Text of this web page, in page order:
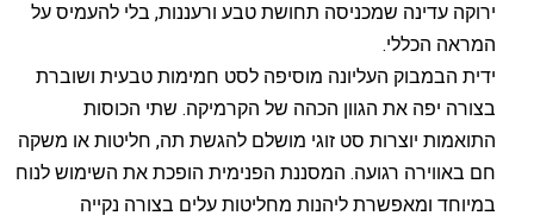
ירוקה עדינה שמכניסה תחושת טבע ורעננות, בלי להעמיס על
המראה הכללי.
ידית הבמבוק העליונה מוסיפה לסט חמימות טבעית ושוברת
בצורה יפה את הגוון הכהה של הקרמיקה. שתי הכוסות
התואמות יוצרות סט זוגי מושלם להגשת תה, חליטות או משקה
חם באווירה רגועה. המסננת הפנימית הופכת את השימוש לנוח
במיוחד ומאפשרת ליהנות מחליטות עלים בצורה נקייה